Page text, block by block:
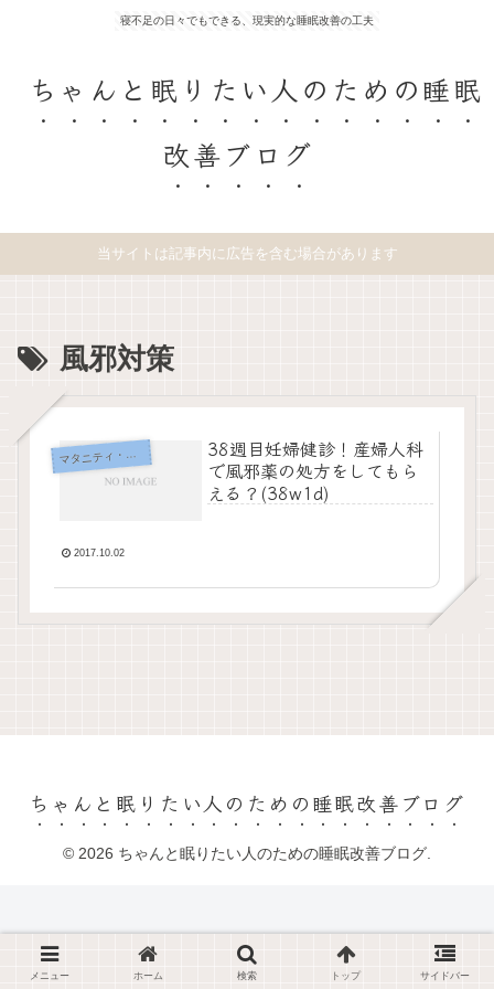
寝不足の日々でもできる、現実的な睡眠改善の工夫
ちゃんと眠りたい人のための睡眠
改善ブログ
当サイトは記事内に広告を含む場合があります
風邪対策
マ タニティ・出産の記録
38週目妊婦健診！産婦人科
で風邪薬の処方をしてもら
える？(38w1d)
2017.10.02
ちゃんと眠りたい人のための睡眠改善ブログ
© 2026 ちゃんと眠りたい人のための睡眠改善ブログ.
メニュー ホーム 検索 トップ サイドバー